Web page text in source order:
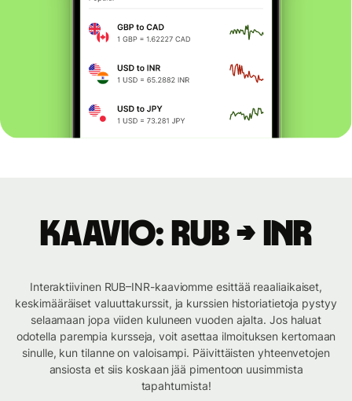
Kaavio: RUB → INR
Interaktiivinen RUB–INR-kaaviomme esittää reaaliaikaiset,
keskimääräiset valuuttakurssit, ja kurssien historiatietoja pystyy
selaamaan jopa viiden kuluneen vuoden ajalta. Jos haluat
odotella parempia kursseja, voit asettaa ilmoituksen kertomaan
sinulle, kun tilanne on valoisampi. Päivittäisten yhteenvetojen
ansiosta et siis koskaan jää pimentoon uusimmista
tapahtumista!